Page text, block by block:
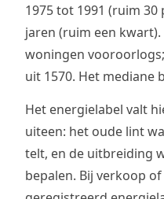
1975 tot 1991 (ruim
jaren (ruim een kwart).
woningen
uit 1570. Het mediane
Het energielabel valt
uiteen: het oude lint
telt, en de uitbreiding
bepalen. Bij verkoop